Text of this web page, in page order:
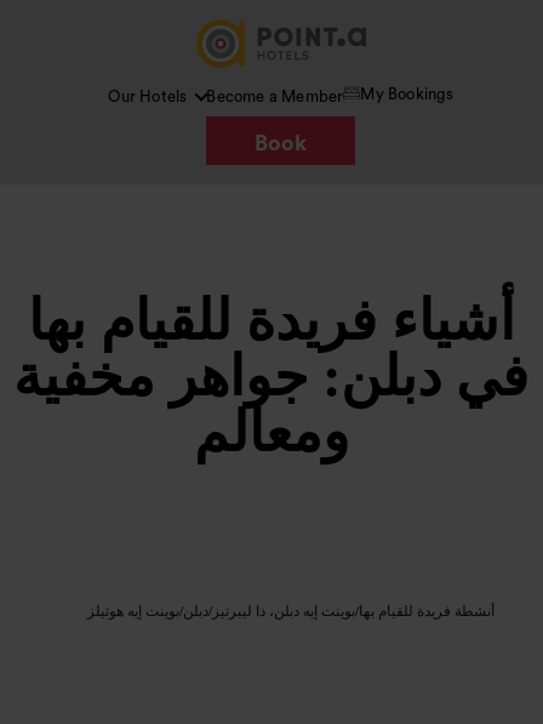
Our Hotels Become a Member My Bookings
Book
أشياء فريدة للقيام بها
في دبلن: جواهر مخفية
ومعالم
بوينت إيه هوتيلز/دبلن/ بوينت إيه دبلن، ذا ليبرتيز/أنشطة فريدة للقيام بها